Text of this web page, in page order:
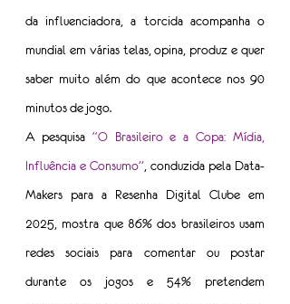
da influenciadora, a torcida acompanha o
mundial em várias telas, opina, produz e quer
saber muito além do que acontece nos 90
minutos de jogo.
A pesquisa “O Brasileiro e a Copa: Mídia,
Influência e Consumo” , conduzida pela Data-
Makers para a Resenha Digital Clube em
2025, mostra que 86% dos brasileiros usam
redes sociais para comentar ou postar
durante os jogos e 54% pretendem